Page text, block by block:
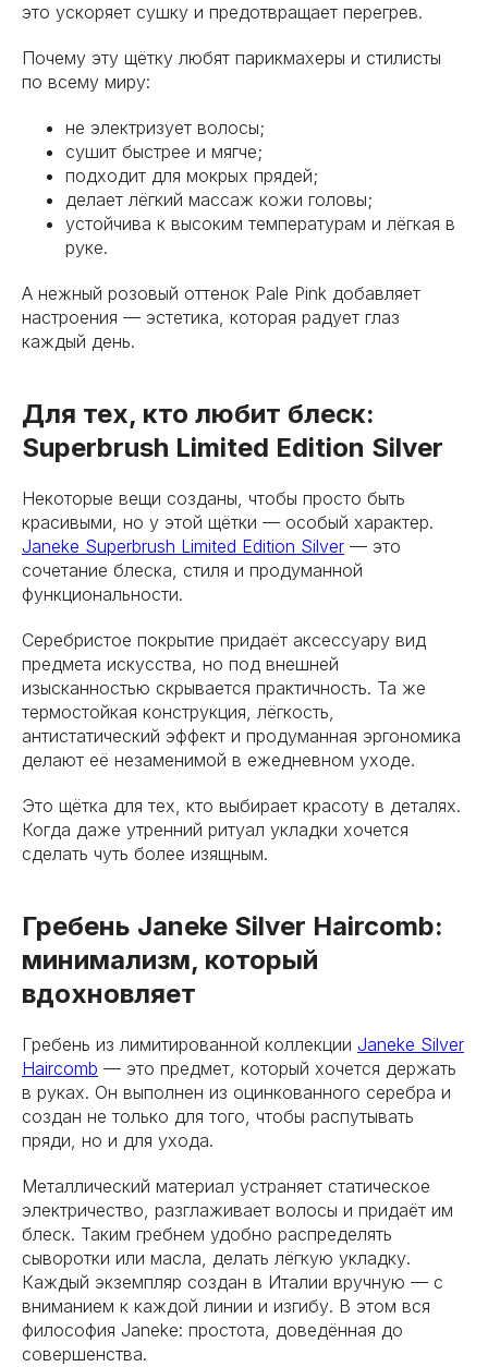
это ускоряет сушку и предотвращает перегрев.
Почему эту щётку любят парикмахеры и стилисты
по всему миру:
не электризует волосы;
сушит быстрее и мягче;
подходит для мокрых прядей;
делает лёгкий массаж кожи головы;
устойчива к высоким температурам и лёгкая в
руке.
А нежный розовый оттенок Pale Pink добавляет
настроения — эстетика, которая радует глаз
каждый день.
Для тех, кто любит блеск:
Superbrush Limited Edition Silver
Некоторые вещи созданы, чтобы просто быть
красивыми, но у этой щётки — особый характер.
Janeke Superbrush Limited Edition Silver — это
сочетание блеска, стиля и продуманной
функциональности.
Серебристое покрытие придаёт аксессуару вид
предмета искусства, но под внешней
изысканностью скрывается практичность. Та же
термостойкая конструкция, лёгкость,
антистатический эффект и продуманная эргономика
делают её незаменимой в ежедневном уходе.
Это щётка для тех, кто выбирает красоту в деталях.
Когда даже утренний ритуал укладки хочется
сделать чуть более изящным.
Гребень Janeke Silver Haircomb:
минимализм, который
вдохновляет
Гребень из лимитированной коллекции Janeke Silver
Haircomb — это предмет, который хочется держать
в руках. Он выполнен из оцинкованного серебра и
создан не только для того, чтобы распутывать
пряди, но и для ухода.
Металлический материал устраняет статическое
электричество, разглаживает волосы и придаёт им
блеск. Таким гребнем удобно распределять
сыворотки или масла, делать лёгкую укладку.
Каждый экземпляр создан в Италии вручную — с
вниманием к каждой линии и изгибу. В этом вся
философия Janeke: простота, доведённая до
совершенства.